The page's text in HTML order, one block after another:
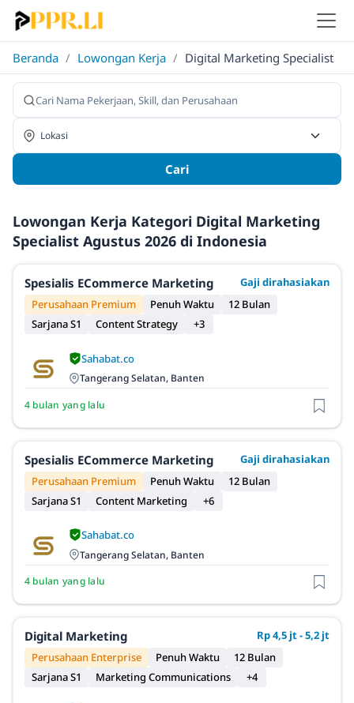
Beranda / Lowongan Kerja / Digital Marketing Specialist
Cari
Lowongan Kerja Kategori Digital Marketing
Specialist Agustus 2026 di Indonesia
Spesialis ECommerce Marketing
Gaji dirahasiakan
Perusahaan Premium
Penuh Waktu
12 Bulan
Sarjana S1
Content Strategy +3
Sahabat.co
Tangerang Selatan, Banten
4 bulan yang lalu
Spesialis ECommerce Marketing
Gaji dirahasiakan
Perusahaan Premium
Penuh Waktu
12 Bulan
Sarjana S1
Content Marketing +6
Sahabat.co
Tangerang Selatan, Banten
4 bulan yang lalu
Digital Marketing
Rp 4,5 jt - 5,2 jt
Perusahaan Enterprise
Penuh Waktu
12 Bulan
Sarjana S1
Marketing Communications +4